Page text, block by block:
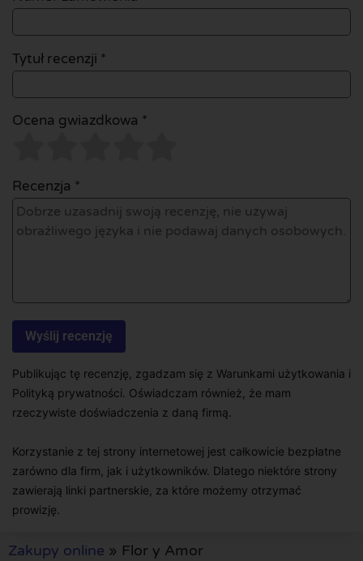
Tytuł recenzji *
Ocena gwiazdkowa *
Recenzja *
Publikując tę recenzję, zgadzam się z Warunkami użytkowania i
Polityką prywatności. Oświadczam również, że mam
rzeczywiste doświadczenia z daną firmą.
Korzystanie z tej strony internetowej jest całkowicie bezpłatne
zarówno dla firm, jak i użytkowników. Dlatego niektóre strony
zawierają linki partnerskie, za które możemy otrzymać
prowizję.
Zakupy online » Flor y Amor